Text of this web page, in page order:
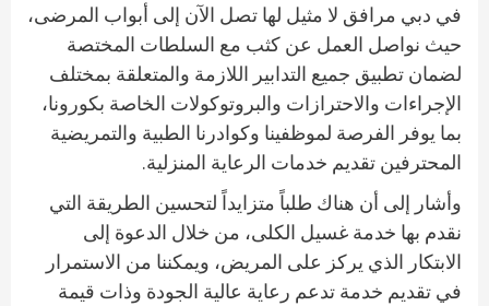
في دبي مرافق لا مثيل لها تصل الآن إلى أبواب المرضى،
حيث نواصل العمل عن كثب مع السلطات المختصة
لضمان تطبيق جميع التدابير اللازمة والمتعلقة بمختلف
الإجراءات والاحترازات والبروتوكولات الخاصة بكورونا،
بما يوفر الفرصة لموظفينا وكوادرنا الطبية والتمريضية
المحترفين تقديم خدمات الرعاية المنزلية.
وأشار إلى أن هناك طلباً متزايداً لتحسين الطريقة التي
نقدم بها خدمة غسيل الكلى، من خلال الدعوة إلى
الابتكار الذي يركز على المريض، ويمكننا من الاستمرار
في تقديم خدمة تدعم رعاية عالية الجودة وذات قيمة